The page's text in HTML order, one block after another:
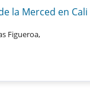
la Merced en
Figueroa,